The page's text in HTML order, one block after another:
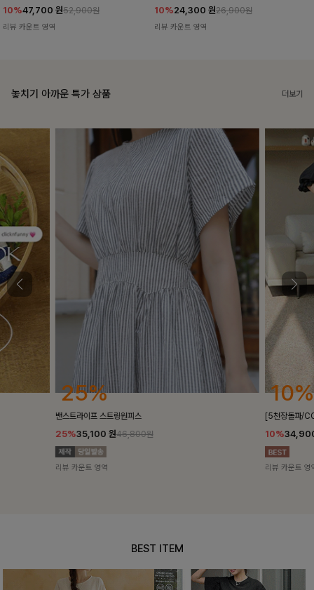
10%47,700 원52,900원
리뷰 카운트 영역
10%24,300 원26,900원
리뷰 카운트 영역
놓치기 아까운 특가 상품 더보기
10%
[5천장돌파/COOL]멜틴 퍼프블라우스
10%34,900원38,700원
리뷰 카운트 영역
18%
켄픈배색 스트
18%
리뷰 카운트 영
BEST ITEM